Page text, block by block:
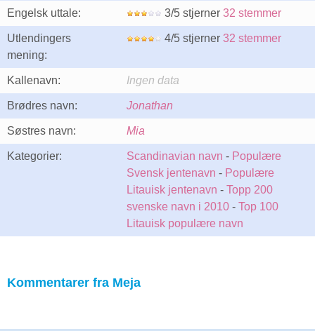
Engelsk uttale: 3/5 stjerner 32 stemmer
Utlendingers
mening:
4/5 stjerner 32 stemmer
Kallenavn: Ingen data
Brødres navn: Jonathan
Søstres navn: Mia
Kategorier: Scandinavian navn - Populære
Svensk jentenavn - Populære
Litauisk jentenavn - Topp 200
svenske navn i 2010 - Top 100
Litauisk populære navn
Kommentarer fra Meja